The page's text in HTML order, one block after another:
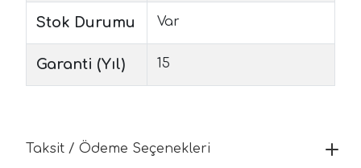
Stok Durumu Var
Garanti (Yıl) 15
Taksit / Ödeme Seçenekleri